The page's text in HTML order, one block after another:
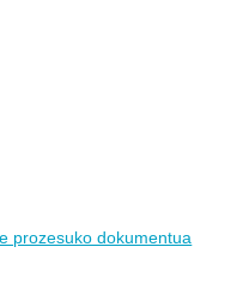
prozesuko dokumentua